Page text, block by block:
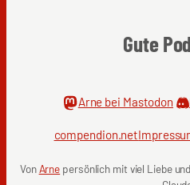
Gute
Arne bei Mastodon
compendion.net
VonArne persönlich mit viel Liebe